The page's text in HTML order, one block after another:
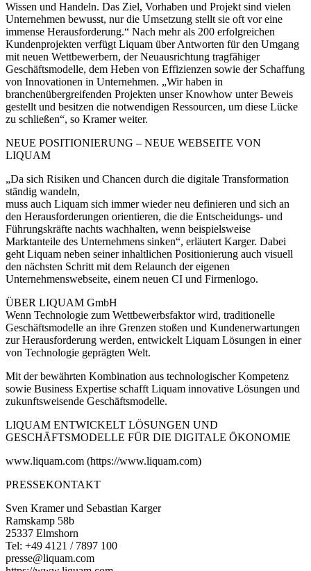
Wissen und Handeln. Das Ziel, Vorhaben und Projekt sind vielen
Unternehmen bewusst, nur die Umsetzung stellt sie oft vor eine
immense Herausforderung.“ Nach mehr als 200 erfolgreichen
Kundenprojekten verfügt Liquam über Antworten für den Umgang
mit neuen Wettbewerbern, der Neuausrichtung tragfähiger
Geschäftsmodelle, dem Heben von Effizienzen sowie der Schaffung
von Innovationen in Unternehmen. „Wir haben in
branchenübergreifenden Projekten unser Knowhow unter Beweis
gestellt und besitzen die notwendigen Ressourcen, um diese Lücke
zu schließen“, so Kramer weiter.
NEUE POSITIONIERUNG – NEUE WEBSEITE VON
LIQUAM
„Da sich Risiken und Chancen durch die digitale Transformation
ständig wandeln,
muss auch Liquam sich immer wieder neu definieren und sich an
den Herausforderungen orientieren, die die Entscheidungs- und
Führungskräfte nachts wachhalten, wenn beispielsweise
Marktanteile des Unternehmens sinken“, erläutert Karger. Dabei
geht Liquam neben seiner inhaltlichen Positionierung auch visuell
den nächsten Schritt mit dem Relaunch der eigenen
Unternehmenswebseite, einem neuen CI und Firmenlogo.
ÜBER LIQUAM GmbH
Wenn Technologie zum Wettbewerbsfaktor wird, traditionelle
Geschäftsmodelle an ihre Grenzen stoßen und Kundenerwartungen
zur Herausforderung werden, entwickelt Liquam Lösungen in einer
von Technologie geprägten Welt.
Mit der bewährten Kombination aus technologischer Kompetenz
sowie Business Expertise schafft Liquam innovative Lösungen und
zukunftsweisende Geschäftsmodelle.
LIQUAM ENTWICKELT LÖSUNGEN UND
GESCHÄFTSMODELLE FÜR DIE DIGITALE ÖKONOMIE
www.liquam.com (https://www.liquam.com)
PRESSEKONTAKT
Sven Kramer und Sebastian Karger
Ramskamp 58b
25337 Elmshorn
Tel: +49 4121 / 7897 100
presse@liquam.com